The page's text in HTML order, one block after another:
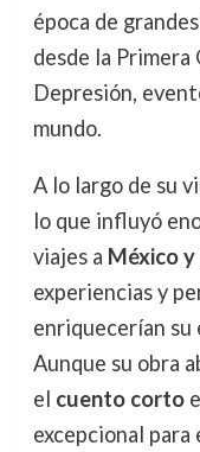
época de
desde la
Depresión,
mundo.
A lo largo de su
lo que influyó
viajes a México y
experiencias y
enriquecerían
Aunque su obra
el cuento corto
excepcional para